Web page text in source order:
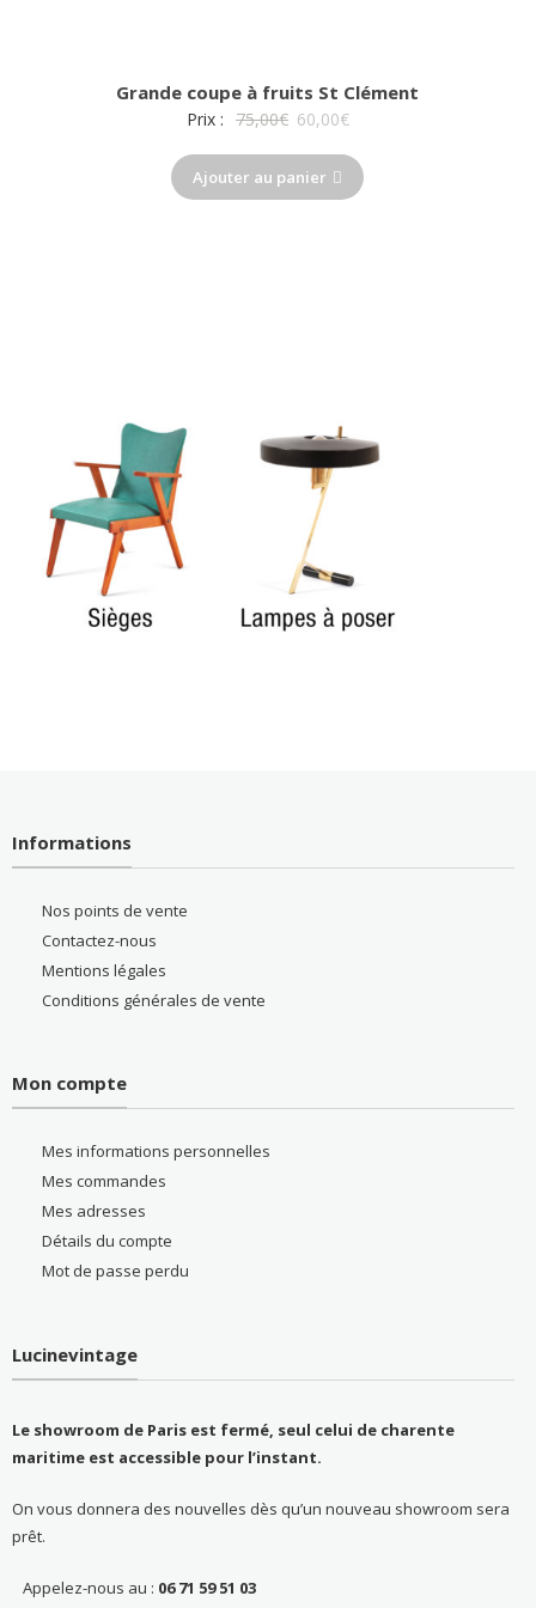
Grande coupe à fruits St Clément
Prix : 75,00€ Le
initial
60,00€Le
actuel
Ajouter au panier
Informations
Nos points de vente
Contactez-nous
Mentions légales
Conditions générales de vente
Mon compte
Mes informations personnelles
Mes commandes
Mes adresses
Détails du compte
Mot de passe perdu
Lucinevintage
Le showroom de Paris est fermé, seul celui de charente
maritime est accessible pour l’instant.
On vous donnera des nouvelles dès qu’un nouveau showroom sera
prêt.
Appelez-nous au : 06 71 59 51 03